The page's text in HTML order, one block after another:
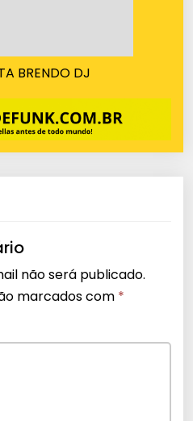
BRENDO DJ
não será publicado.
marcados com *